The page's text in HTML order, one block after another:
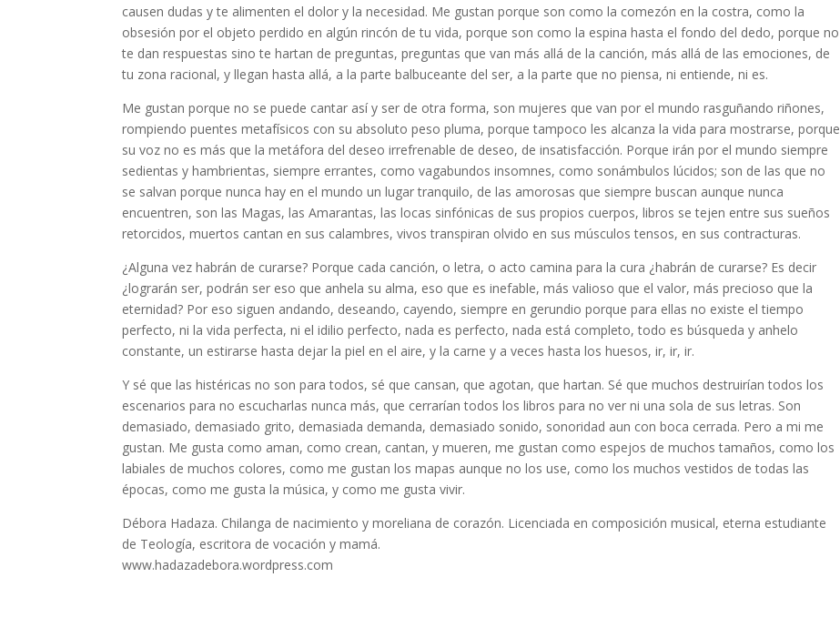
causen dudas y te alimenten el dolor y la necesidad. Me gustan porque son como la comezón en la costra, como la
obsesión por el objeto perdido en algún rincón de tu vida, porque son como la espina hasta el fondo del dedo, porque no
te dan respuestas sino te hartan de preguntas, preguntas que van más allá de la canción, más allá de las emociones, de
tu zona racional, y llegan hasta allá, a la parte balbuceante del ser, a la parte que no piensa, ni entiende, ni es.
Me gustan porque no se puede cantar así y ser de otra forma, son mujeres que van por el mundo rasguñando riñones,
rompiendo puentes metafísicos con su absoluto peso pluma, porque tampoco les alcanza la vida para mostrarse, porque
su voz no es más que la metáfora del deseo irrefrenable de deseo, de insatisfacción. Porque irán por el mundo siempre
sedientas y hambrientas, siempre errantes, como vagabundos insomnes, como sonámbulos lúcidos; son de las que no
se salvan porque nunca hay en el mundo un lugar tranquilo, de las amorosas que siempre buscan aunque nunca
encuentren, son las Magas, las Amarantas, las locas sinfónicas de sus propios cuerpos, libros se tejen entre sus sueños
retorcidos, muertos cantan en sus calambres, vivos transpiran olvido en sus músculos tensos, en sus contracturas.
¿Alguna vez habrán de curarse? Porque cada canción, o letra, o acto camina para la cura ¿habrán de curarse? Es decir
¿lograrán ser, podrán ser eso que anhela su alma, eso que es inefable, más valioso que el valor, más precioso que la
eternidad? Por eso siguen andando, deseando, cayendo, siempre en gerundio porque para ellas no existe el tiempo
perfecto, ni la vida perfecta, ni el idilio perfecto, nada es perfecto, nada está completo, todo es búsqueda y anhelo
constante, un estirarse hasta dejar la piel en el aire, y la carne y a veces hasta los huesos, ir, ir, ir.
Y sé que las histéricas no son para todos, sé que cansan, que agotan, que hartan. Sé que muchos destruirían todos los
escenarios para no escucharlas nunca más, que cerrarían todos los libros para no ver ni una sola de sus letras. Son
demasiado, demasiado grito, demasiada demanda, demasiado sonido, sonoridad aun con boca cerrada. Pero a mi me
gustan. Me gusta como aman, como crean, cantan, y mueren, me gustan como espejos de muchos tamaños, como los
labiales de muchos colores, como me gustan los mapas aunque no los use, como los muchos vestidos de todas las
épocas, como me gusta la música, y como me gusta vivir.
Débora Hadaza. Chilanga de nacimiento y moreliana de corazón. Licenciada en composición musical, eterna estudiante
de Teología, escritora de vocación y mamá.
www.hadazadebora.wordpress.com